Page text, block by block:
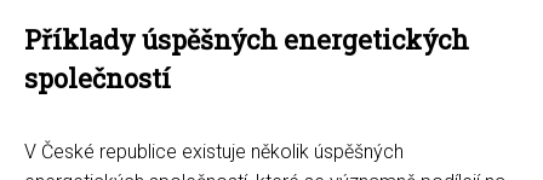
Příklady úspěšných energetických
společností
V České republice existuje několik úspěšných